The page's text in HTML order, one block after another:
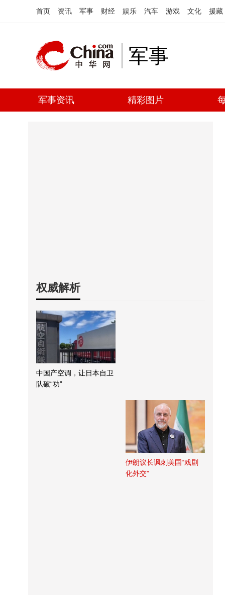
首页 资讯 军事 财经 娱乐 汽车 游戏 文化 援藏
军事
军事资讯 精彩图片
权威解析
中国产空调，让日本自卫
队破“功”
伊朗议长讽刺美国“戏剧
化外交”